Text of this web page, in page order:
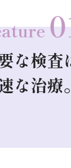
な検査
な治療。